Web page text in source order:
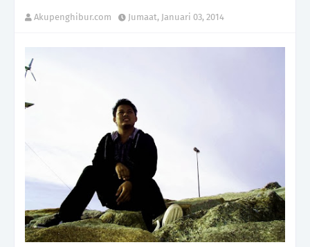
Akupenghibur.com Jumaat, Januari 03, 2014